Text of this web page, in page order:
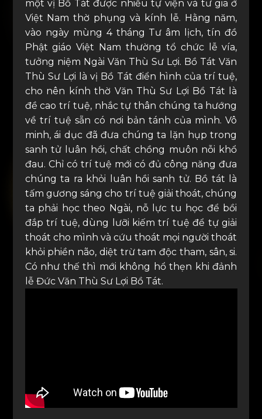
một vị Bồ Tát được nhiều tự viện và tư gia ở
Việt Nam thờ phụng và kính lễ. Hằng năm,
vào ngày mùng 4 tháng Tư âm lịch, tín đồ
Phật giáo Việt Nam thường tổ chức lễ vía,
tưởng niệm Ngài Văn Thù Sư Lợi. Bồ Tát Văn
Thù Sư Lợi là vị Bồ Tát điển hình của trí tuệ,
cho nên kính thờ Văn Thù Sư Lợi Bồ Tát là
đề cao trí tuệ, nhắc tự thân chúng ta hướng
về trí tuệ sẵn có nơi bản tánh của mình. Vô
minh, ái dục đã đưa chúng ta lặn hụp trong
sanh tử luân hồi, chất chồng muôn nỗi khổ
đau. Chỉ có trí tuệ mới có đủ công năng đưa
chúng ta ra khỏi luân hồi sanh tử. Bồ tát là
tấm gương sáng cho trí tuệ giải thoát, chúng
ta phải học theo Ngài, nỗ lực tu học để bồi
đắp trí tuệ, dùng lưỡi kiếm trí tuệ để tự giải
thoát cho mình và cứu thoát mọi người thoát
khỏi phiền não, diệt trừ tam độc tham, sân, si.
Có như thế thì mới không hổ thẹn khi đảnh
lễ Đức Văn Thù Sư Lợi Bồ Tát.